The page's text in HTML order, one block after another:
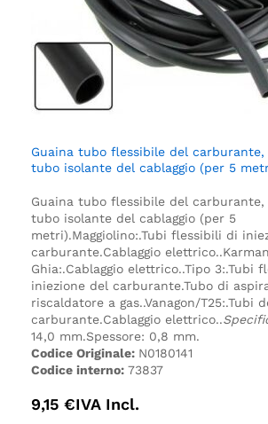
Guaina tubo flessibile del
tubo isolante del cablaggio (per 5
Guaina tubo flessibile del
tubo isolante del cablaggio (per 5
metri).Maggiolino:.Tubi flessibili di
carburante.Cablaggio elettrico..
Ghia:.Cablaggio elettrico..Tipo 3:.Tubi
iniezione del carburante.Tubo di
riscaldatore a gas..Vanagon/T25:.Tubi
carburante.Cablaggio elettrico..
14,0 mm.Spessore: 0,8 mm.
Codice Originale: N0180141
Codice interno: 73837
9,15 €IVA Incl.